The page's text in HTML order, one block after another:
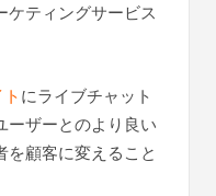
ケティングサービス
にライブチャット
ーザーとのより良い
顧客に変えること